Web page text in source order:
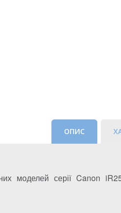
ОПИС
моделей серії Canon